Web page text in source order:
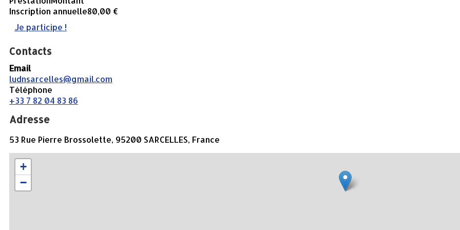
Inscription annuelle80,00 €
Je participe !
Contacts
Email
ludnsarcelles@gmail.com
Téléphone
+33 7 82 04 83 86
Adresse
53 Rue Pierre Brossolette, 95200 SARCELLES, France
+
−